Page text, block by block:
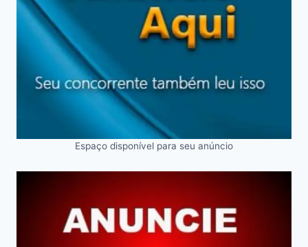
Espaço disponível para seu anúncio